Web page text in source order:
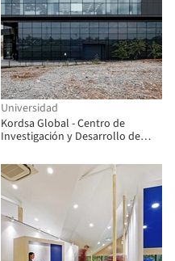
Universidad
Kordsa Global - Centro de
Investigación y Desarrollo de
Compuestos de la Universidad
Sabancı / Piramit Architects